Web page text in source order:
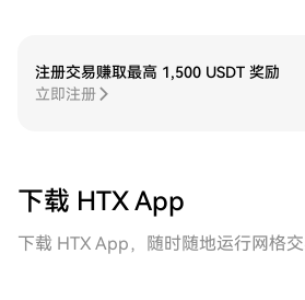
注册交易赚取最高 1,500 USDT 奖励
立即注册
下载 HTX App
下载 HTX App，随时随地运行网格